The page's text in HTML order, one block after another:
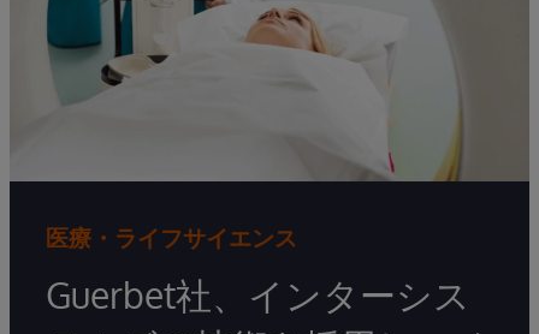
医療・ライフサイエンス
Guerbet社、インターシス